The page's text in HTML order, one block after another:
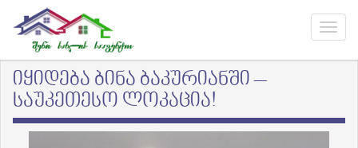
იყიდება ბინა ბაკურიანში –
საუკეთესო ლოკაცია!